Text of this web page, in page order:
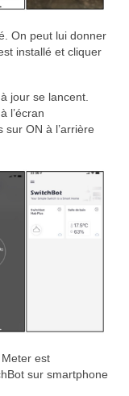
On peut lui donner
installé et cliquer
jour se lancent.
l’écran
ON à l’arrière
est
sur smartphone